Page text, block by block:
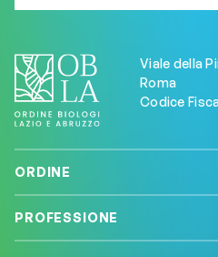
Viale della
Roma
Codice
ORDINE
PROFESSIONE